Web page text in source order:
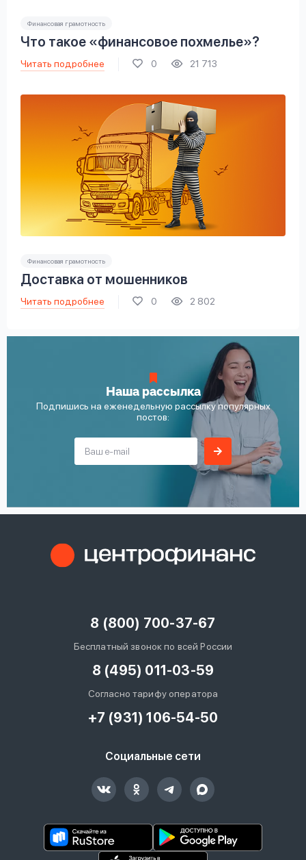
Финансовая грамотность
Что такое «финансовое похмелье»?
Читать подробнее 0 21 713
Финансовая грамотность
Доставка от мошенников
Читать подробнее 0 2 802
Наша рассылка
Подпишись на еженедельную рассылку популярных
постов:
8 (800) 700-37-67
Бесплатный звонок по всей России
8 (495) 011-03-59
Согласно тарифу оператора
+7 (931) 106-54-50
Социальные сети